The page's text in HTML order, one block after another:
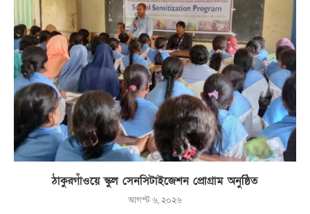
ঠাকুরগাঁওয়ে স্কুল সেনসিটাইজেশন প্রোগ্রাম অনুষ্ঠিত
আগস্ট ৬, ২০২৬